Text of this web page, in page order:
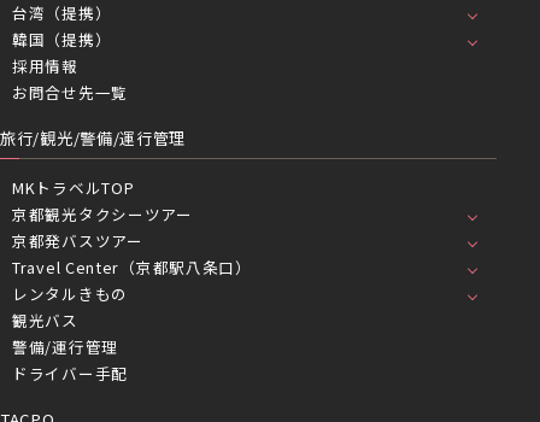
台湾（提携）
韓国（提携）
採用情報
お問合せ先一覧
旅行/観光/警備/運行管理
MKトラベルTOP
京都観光タクシーツアー
京都発バスツアー
Travel Center（京都駅八条口）
レンタルきもの
観光バス
警備/運行管理
ドライバー手配